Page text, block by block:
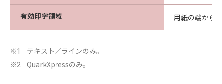
有効印字領域 用紙の端から
※1 テキスト／ラインのみ。
※2 QuarkXpressのみ。